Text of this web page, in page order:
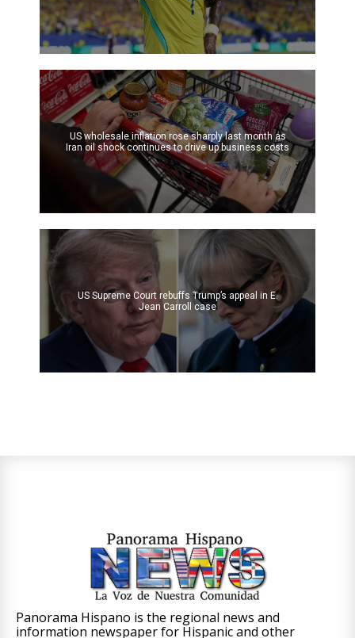
US wholesale inflation rose sharply last month as
Iran oil shock continues to drive up business costs
US Supreme Court rebuffs Trump’s appeal in E.
Jean Carroll case
Panorama Hispano is the regional news and
information newspaper for Hispanic and other